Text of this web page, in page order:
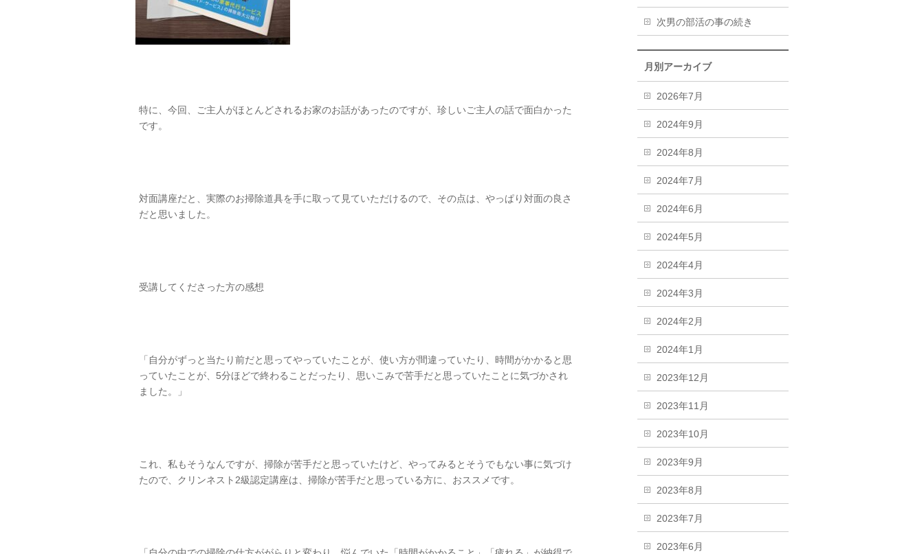
特に、今回、ご主人がほとんどされるお家のお話があったのですが、珍しいご主人の話で面白かった
です。
対面講座だと、実際のお掃除道具を手に取って見ていただけるので、その点は、やっぱり対面の良さ
だと思いました。
受講してくださった方の感想
「自分がずっと当たり前だと思ってやっていたことが、使い方が間違っていたり、時間がかかると思
っていたことが、5分ほどで終わることだったり、思いこみで苦手だと思っていたことに気づかされ
ました。」
これ、私もそうなんですが、掃除が苦手だと思っていたけど、やってみるとそうでもない事に気づけ
たので、クリンネスト2級認定講座は、掃除が苦手だと思っている方に、おススメです。
次男の部活の事の続き
月別アーカイブ
2026年7月
2024年9月
2024年8月
2024年7月
2024年6月
2024年5月
2024年4月
2024年3月
2024年2月
2024年1月
2023年12月
2023年11月
2023年10月
2023年9月
2023年8月
2023年7月
2023年6月